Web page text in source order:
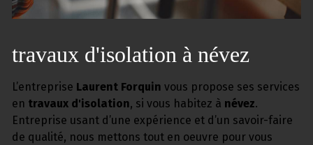
travaux d'isolation à névez
L’entreprise Laurent Forquin vous propose ses services
en travaux d'isolation, si vous habitez à névez.
Entreprise usant d’une expérience et d’un savoir-faire
de qualité, nous mettons tout en oeuvre pour vous